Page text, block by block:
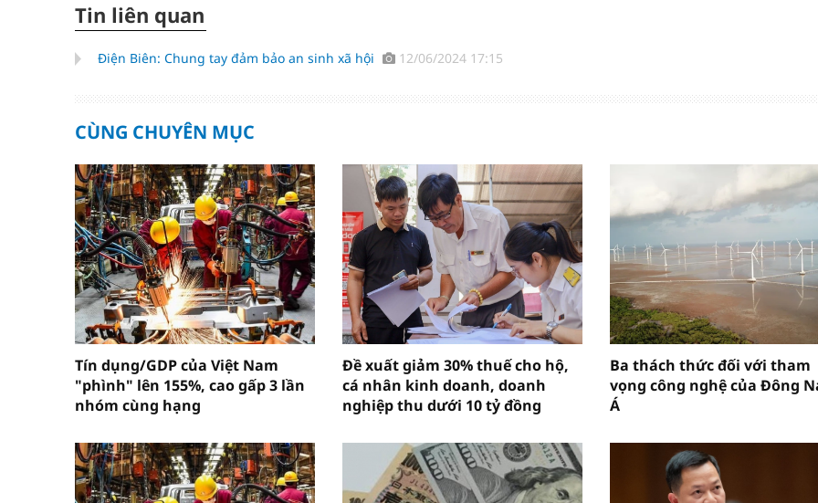
Tin liên quan
Điện Biên: Chung tay đảm bảo an sinh xã hội 12/06/2024 17:15
CÙNG CHUYÊN MỤC
Tín dụng/GDP của Việt Nam
"phình" lên 155%, cao gấp 3 lần
nhóm cùng hạng
Đề xuất giảm 30% thuế cho hộ,
cá nhân kinh doanh, doanh
nghiệp thu dưới 10 tỷ đồng
Ba thách thức đối với tham
vọng công nghệ của Đông
Á